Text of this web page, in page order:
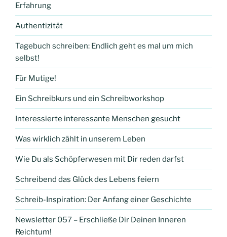
Erfahrung
Authentizität
Tagebuch schreiben: Endlich geht es mal um mich
selbst!
Für Mutige!
Ein Schreibkurs und ein Schreibworkshop
Interessierte interessante Menschen gesucht
Was wirklich zählt in unserem Leben
Wie Du als Schöpferwesen mit Dir reden darfst
Schreibend das Glück des Lebens feiern
Schreib-Inspiration: Der Anfang einer Geschichte
Newsletter 057 – Erschließe Dir Deinen Inneren
Reichtum!